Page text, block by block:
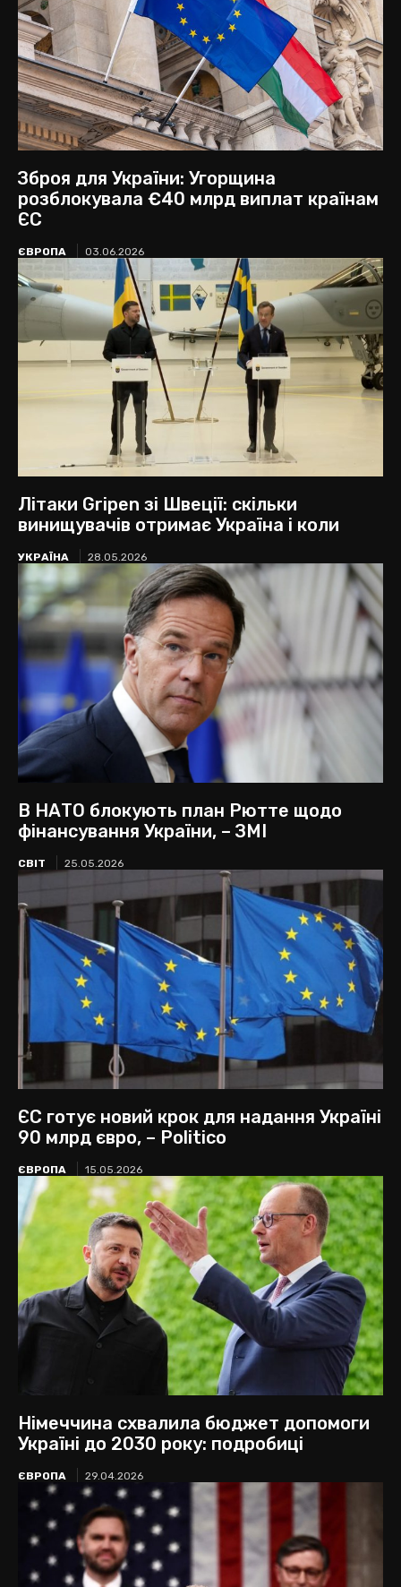
Зброя для України: Угорщина
розблокувала €40 млрд виплат країнам
ЄС
ЄВРОПА 03.06.2026
Літаки Gripen зі Швеції: скільки
винищувачів отримає Україна і коли
УКРАЇНА 28.05.2026
В НАТО блокують план Рютте щодо
фінансування України, – ЗМІ
СВІТ 25.05.2026
ЄС готує новий крок для надання Україні
90 млрд євро, – Politico
ЄВРОПА 15.05.2026
Німеччина схвалила бюджет допомоги
Україні до 2030 року: подробиці
ЄВРОПА 29.04.2026